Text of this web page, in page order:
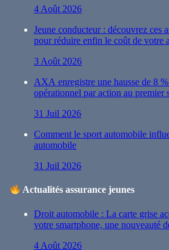
4 Août 2026
Jeune conducteur : découvrez ces
pour réduire enfin le coût de votre
3 Août 2026
AXA enregistre une hausse de 8
opérationnel par action au premier
31 Juil 2026
Comment le sport automobile
automobile
31 Juil 2026
Actualités assurance jeunes
Droit automobile : La carte grise
votre smartphone, une nouveauté
4 Août 2026